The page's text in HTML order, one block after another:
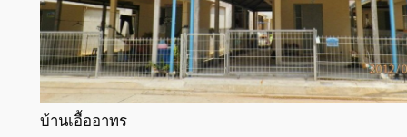
บ้านเอื้ออาทร